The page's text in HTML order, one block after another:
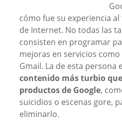
cómo fue su experiencia
de Internet. No todas las
consisten en programar
mejoras en servicios como
Gmail. La de esta persona
contenido más turbio
productos de Google,
suicidios o escenas gore,
eliminarlo.